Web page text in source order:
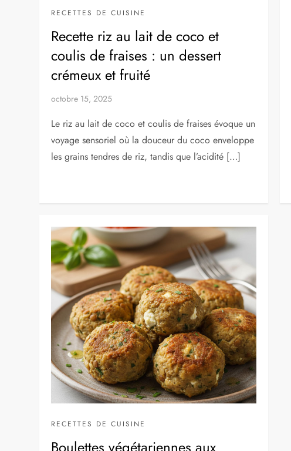
RECETTES DE CUISINE
Recette riz au lait de coco et
coulis de fraises : un dessert
crémeux et fruité
octobre 15, 2025
Le riz au lait de coco et coulis de fraises évoque un
voyage sensoriel où la douceur du coco enveloppe
les grains tendres de riz, tandis que l’acidité […]
RECETTES DE CUISINE